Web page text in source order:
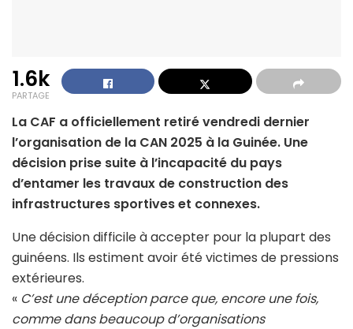
1.6k
PARTAGE
La CAF a officiellement retiré vendredi dernier
l’organisation de la CAN 2025 à la Guinée. Une
décision prise suite à l’incapacité du pays
d’entamer les travaux de construction des
infrastructures sportives et connexes.
Une décision difficile à accepter pour la plupart des
guinéens. Ils estiment avoir été victimes de pressions
extérieures.
« C’est une déception parce que, encore une fois,
comme dans beaucoup d’organisations